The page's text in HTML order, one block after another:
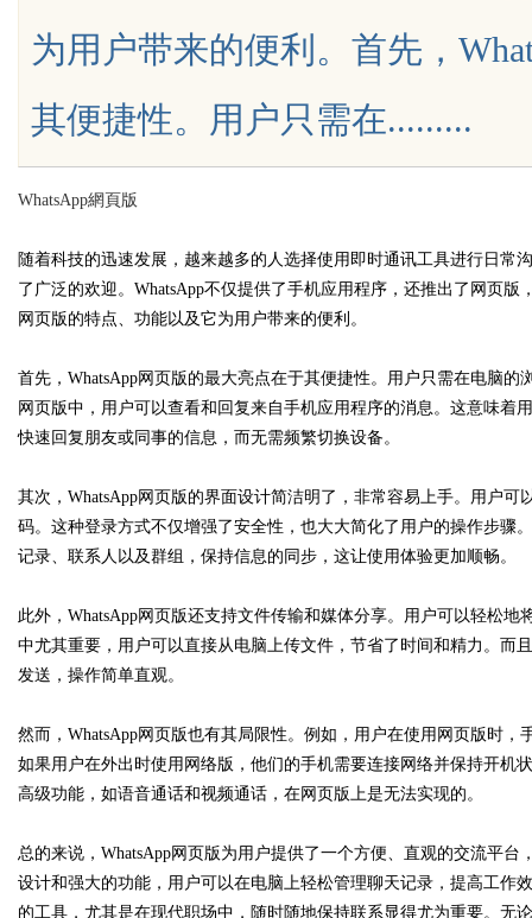
为用户带来的便利。首先，
其便捷性。用户只需在.........
WhatsApp網頁版
随着科技的迅速发展，越来越多的人选择使用即时通讯工具进行日常
了广泛的欢迎。WhatsApp不仅提供了手机应用程序，还推出了网页
网页版的特点、功能以及它为用户带来的便利。
首先，WhatsApp网页版的最大亮点在于其便捷性。用户只需在电脑
网页版中，用户可以查看和回复来自手机应用程序的消息。这意味着
快速回复朋友或同事的信息，而无需频繁切换设备。
其次，WhatsApp网页版的界面设计简洁明了，非常容易上手。用户
码。这种登录方式不仅增强了安全性，也大大简化了用户的操作步骤
记录、联系人以及群组，保持信息的同步，这让使用体验更加顺畅。
此外，WhatsApp网页版还支持文件传输和媒体分享。用户可以轻松
中尤其重要，用户可以直接从电脑上传文件，节省了时间和精力。而
发送，操作简单直观。
然而，WhatsApp网页版也有其局限性。例如，用户在使用网页版时
如果用户在外出时使用网络版，他们的手机需要连接网络并保持开机
高级功能，如语音通话和视频通话，在网页版上是无法实现的。
总的来说，WhatsApp网页版为用户提供了一个方便、直观的交流平
设计和强大的功能，用户可以在电脑上轻松管理聊天记录，提高工作
的工具，尤其是在现代职场中，随时随地保持联系显得尤为重要。无